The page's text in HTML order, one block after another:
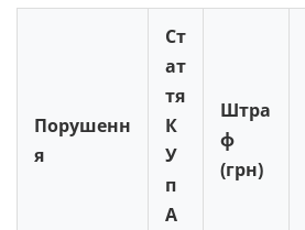
Порушенн
я
Ст
ат
тя
К
У
п
А
Штра
ф
(грн)